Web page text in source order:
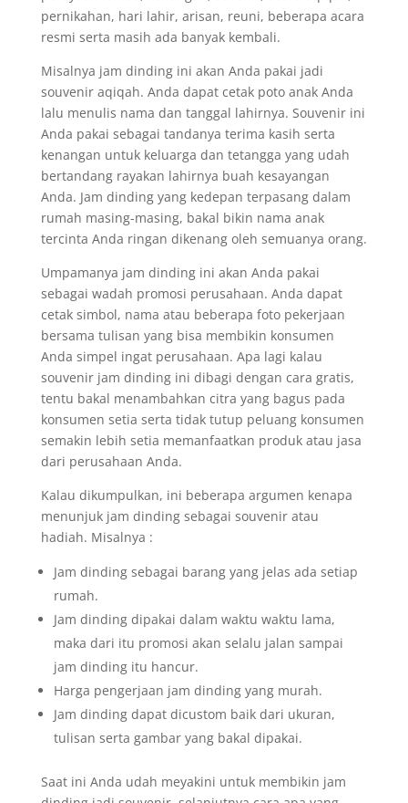
pernikahan, hari lahir, arisan, reuni, beberapa acara
resmi serta masih ada banyak kembali.
Misalnya jam dinding ini akan Anda pakai jadi
souvenir aqiqah. Anda dapat cetak poto anak Anda
lalu menulis nama dan tanggal lahirnya. Souvenir ini
Anda pakai sebagai tandanya terima kasih serta
kenangan untuk keluarga dan tetangga yang udah
bertandang rayakan lahirnya buah kesayangan
Anda. Jam dinding yang kedepan terpasang dalam
rumah masing-masing, bakal bikin nama anak
tercinta Anda ringan dikenang oleh semuanya orang.
Umpamanya jam dinding ini akan Anda pakai
sebagai wadah promosi perusahaan. Anda dapat
cetak simbol, nama atau beberapa foto pekerjaan
bersama tulisan yang bisa membikin konsumen
Anda simpel ingat perusahaan. Apa lagi kalau
souvenir jam dinding ini dibagi dengan cara gratis,
tentu bakal menambahkan citra yang bagus pada
konsumen setia serta tidak tutup peluang konsumen
semakin lebih setia memanfaatkan produk atau jasa
dari perusahaan Anda.
Kalau dikumpulkan, ini beberapa argumen kenapa
menunjuk jam dinding sebagai souvenir atau
hadiah. Misalnya :
Jam dinding sebagai barang yang jelas ada setiap
rumah.
Jam dinding dipakai dalam waktu waktu lama,
maka dari itu promosi akan selalu jalan sampai
jam dinding itu hancur.
Harga pengerjaan jam dinding yang murah.
Jam dinding dapat dicustom baik dari ukuran,
tulisan serta gambar yang bakal dipakai.
Saat ini Anda udah meyakini untuk membikin jam